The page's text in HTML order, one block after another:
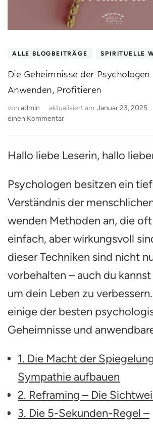
ALLE BLOGBEITRÄGE SPIRITUELLE
Die Geheimnisse der
Anwenden, Profitieren
von admin aktualisiert am Januar 23, 2025
einen Kommentarzu
der
Psychologen
Verstehen,
Profitieren
Hallo liebe Leserin, hallo
Psychologen besitzen ein
Verständnis der
wenden Methoden an, die
einfach, aber wirkungsvoll
dieser Techniken sind nicht
vorbehalten – auch du
um dein Leben zu
einige der besten
Geheimnisse und
1. Die Macht der
Sympathie aufbauen
2. Reframing – Die
3. Die 5-Sekunden-Regel –